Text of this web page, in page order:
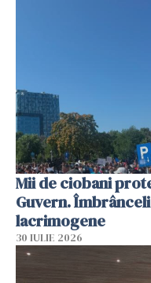
Mii de ciobani
Guvern.
lacrimogene
30 IULIE 2026